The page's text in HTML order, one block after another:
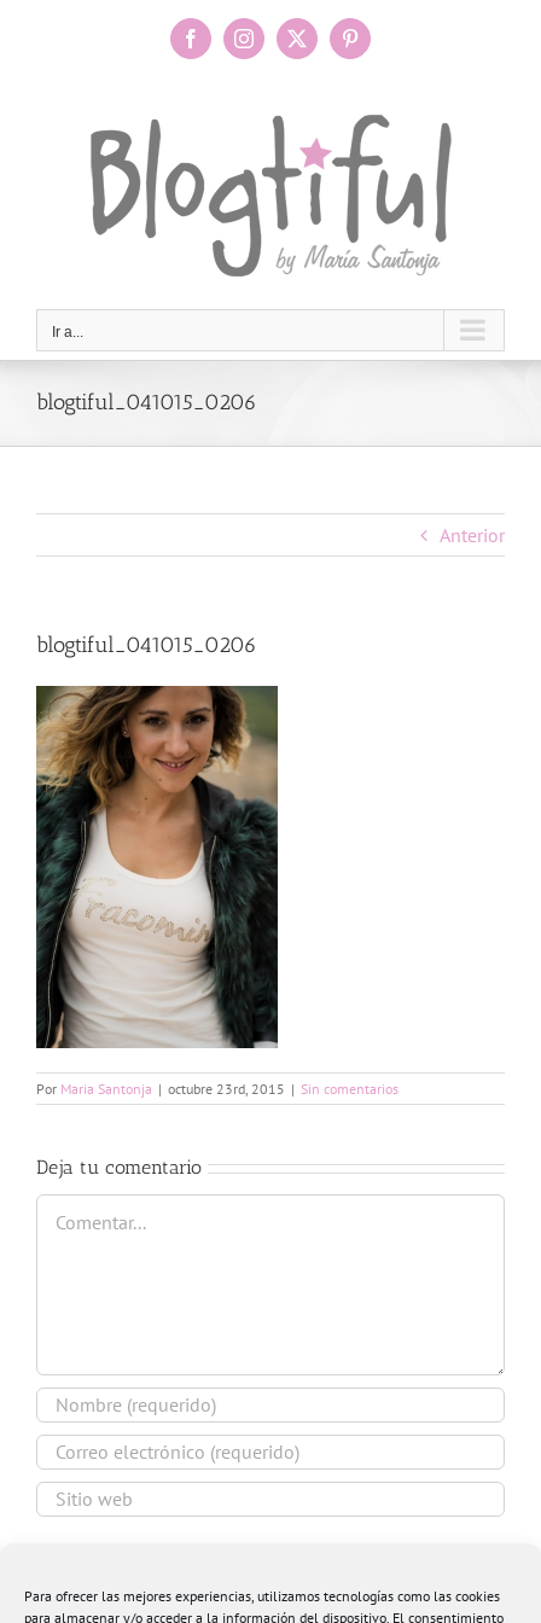
Para ofrecer las mejores experiencias, utilizamos tecnologías como las cookies
para almacenar y/o acceder a la información del dispositivo. El consentimiento
FacebookInstagram
X Pinterest
Ir a...
blogtiful_041015_0206
Anterior
blogtiful_041015_0206
Por Maria Santonja | octubre 23rd, 2015 | Sin comentarios
Deja tu comentario
Comentar
navegador para la próxima vez que comente.